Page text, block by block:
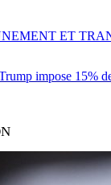
impose 15%
ET